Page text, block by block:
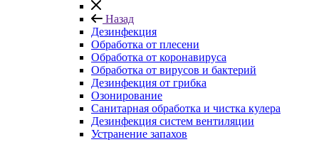
Назад
Дезинфекция
Обработка от плесени
Обработка от коронавируса
Обработка от вирусов и бактерий
Дезинфекция от грибка
Озонирование
Санитарная обработка и чистка кулера
Дезинфекция систем вентиляции
Устранение запахов